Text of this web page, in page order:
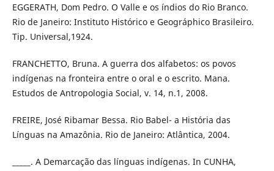
EGGERATH, Dom Pedro. O Valle e os índios do Rio Branco.
Rio de Janeiro: Instituto Histórico e Geográphico Brasileiro.
Tip. Universal,1924.
FRANCHETTO, Bruna. A guerra dos alfabetos: os povos
indígenas na fronteira entre o oral e o escrito. Mana.
Estudos de Antropologia Social, v. 14, n.1, 2008.
FREIRE, José Ribamar Bessa. Rio Babel- a História das
Línguas na Amazônia. Rio de Janeiro: Atlântica, 2004.
_____. A Demarcação das línguas indígenas. In CUNHA,